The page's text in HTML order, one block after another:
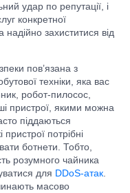
удар по репутації, і
конкретної
надійно захиститися від
пов’язана з
техніки, яка вас
робот-пилосос,
пристрої, якими можна
піддаються
потрібні
ботнети. Тобто,
розумного чайника
для DDoS-атак
масово